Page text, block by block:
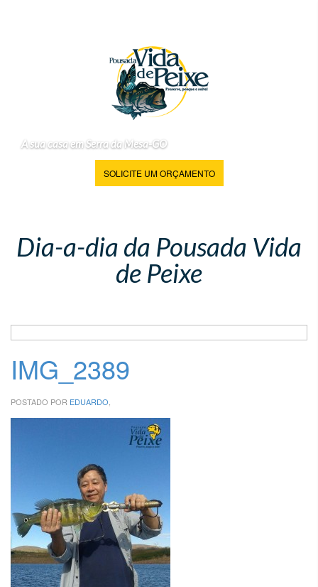
A sua casa em Serra da Mesa-GO
SOLICITE UM ORÇAMENTO
Dia-a-dia da Pousada Vida
de Peixe
IMG_2389
POSTADO POR EDUARDO,